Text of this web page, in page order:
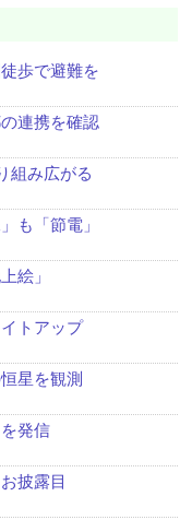
歩で避難を
連携を確認
組み広がる
も「節電」
絵」
イトアップ
星を観測
発信
披露目